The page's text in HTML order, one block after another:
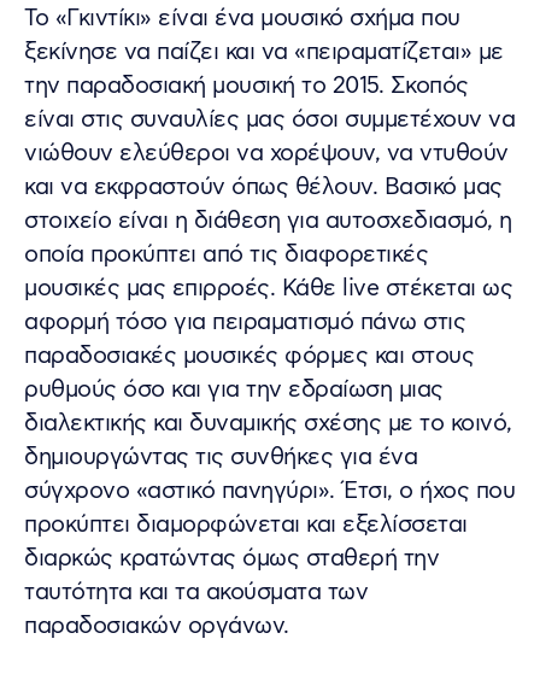
Το «Γκιντίκι» είναι ένα μουσικό σχήμα που
ξεκίνησε να παίζει και να «πειραματίζεται» με
την παραδοσιακή μουσική το 2015. Σκοπός
είναι στις συναυλίες μας όσοι συμμετέχουν να
νιώθουν ελεύθεροι να χορέψουν, να ντυθούν
και να εκφραστούν όπως θέλουν. Βασικό μας
στοιχείο είναι η διάθεση για αυτοσχεδιασμό, η
οποία προκύπτει από τις διαφορετικές
μουσικές μας επιρροές. Κάθε live στέκεται ως
αφορμή τόσο για πειραματισμό πάνω στις
παραδοσιακές μουσικές φόρμες και στους
ρυθμούς όσο και για την εδραίωση μιας
διαλεκτικής και δυναμικής σχέσης με το κοινό,
δημιουργώντας τις συνθήκες για ένα
σύγχρονο «αστικό πανηγύρι». Έτσι, ο ήχος που
προκύπτει διαμορφώνεται και εξελίσσεται
διαρκώς κρατώντας όμως σταθερή την
ταυτότητα και τα ακούσματα των
παραδοσιακών οργάνων.